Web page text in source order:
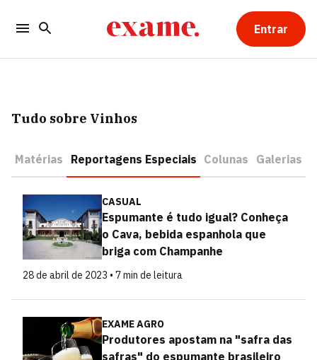
Entrar
Tudo sobre Vinhos
Matérias Reportagens Especiais Colunas Galerias
CASUAL
Espumante é tudo igual? Conheça
o Cava, bebida espanhola que
briga com Champanhe
28 de abril de 2023 • 7 min de leitura
EXAME AGRO
Produtores apostam na "safra das
safras" do espumante brasileiro